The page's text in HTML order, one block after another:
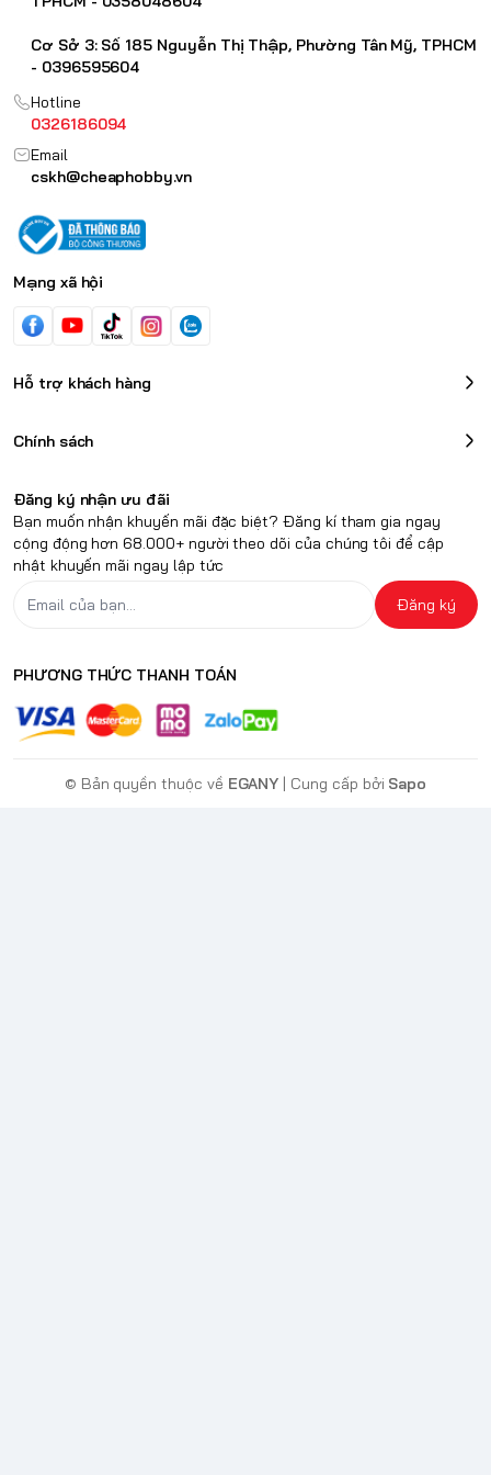
Cơ Sở 3: Số 185 Nguyễn Thị Thập, Phường Tân Mỹ, TPHCM
- 0396595604
Hotline
0326186094
Email
cskh@cheaphobby.vn
Mạng xã hội
Hỗ trợ khách hàng
Chính sách
Đăng ký nhận ưu đãi
Bạn muốn nhận khuyến mãi đặc biệt? Đăng kí tham gia ngay
cộng động hơn 68.000+ người theo dõi của chúng tôi để cập
nhật khuyến mãi ngay lập tức
Đăng ký
PHƯƠNG THỨC THANH TOÁN
© Bản quyền thuộc về EGANY | Cung cấp bởi Sapo